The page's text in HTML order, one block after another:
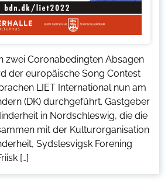
zwei Coronabedingten Absagen
der europäische Song Contest
LIET International nun am
(DK) durchgeführt. Gastgeber
in Nordschleswig, die die
mit der Kulturorganisation
Sydslesvigsk Forening
[…]